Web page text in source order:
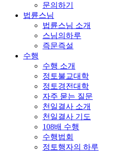
문의하기
법륜스님
법륜스님 소개
스님의하루
즉문즉설
수행
수행 소개
정토불교대학
정토경전대학
자주 묻는 질문
천일결사 소개
천일결사 기도
108배 수행
수행법회
정토행자의 하루